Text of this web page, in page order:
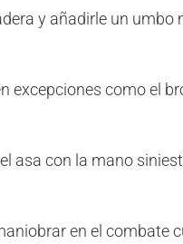
y añadirle un umbo
excepciones como el
asa con la mano
en el combate